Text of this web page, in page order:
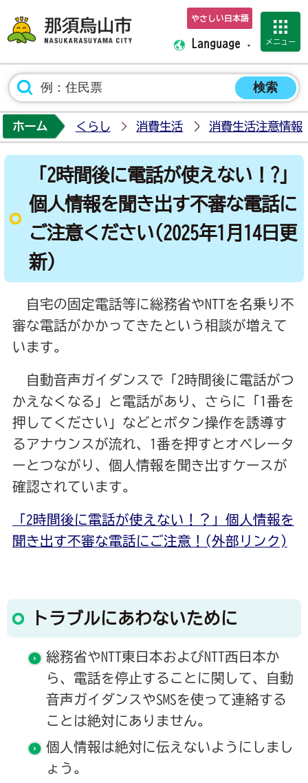
那須烏山市ホーム
やさしい日本語
Language メニュー
ホーム くらし 消費生活 消費生活注意情報
「2時間後に電話が使えない！?」
個人情報を聞き出す不審な電話に
ご注意ください(2025年1月14日更
新)
自宅の固定電話等に総務省やNTTを名乗り不
審な電話がかかってきたという相談が増えて
います。
自動音声ガイダンスで「2時間後に電話がつ
かえなくなる」と電話があり、さらに「1番を
押してください」などとボタン操作を誘導す
るアナウンスが流れ、1番を押すとオペレータ
ーとつながり、個人情報を聞き出すケースが
確認されています。
「2時間後に電話が使えない！？」個人情報を
聞き出す不審な電話にご注意！(外部リンク)
トラブルにあわないために
総務省やNTT東日本およびNTT西日本か
ら、電話を停止することに関して、自動
音声ガイダンスやSMSを使って連絡する
ことは絶対にありません。
個人情報は絶対に伝えないようにしまし
ょう。